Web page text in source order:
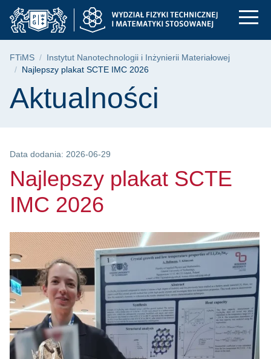
Przejdź
do
menu
Przejdź
do
wyszukiwarki
Przejdź
do
treści
Najlepszy plakat
Ścieżka nawigacyjna
FTiMS
Instytut Nanotechnologii i Inżynierii Materiałowej
Najlepszy plakat SCTE IMC 2026
Treść strony
Aktualności
Data dodania: 2026-06-29
Najlepszy plakat SCTE
IMC 2026